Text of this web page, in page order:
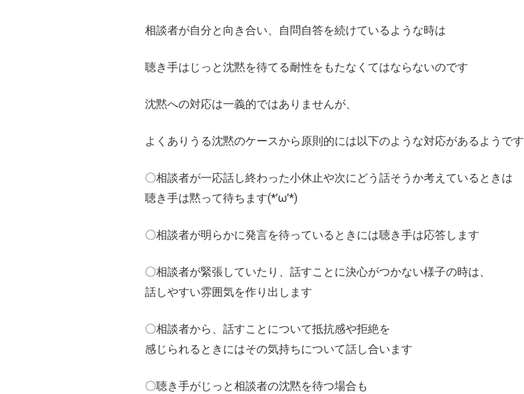
相談者が自分と向き合い、自問自答を続けているような時は
聴き手はじっと沈黙を待てる耐性をもたなくてはならないのです
沈黙への対応は一義的ではありませんが、
よくありうる沈黙のケースから原則的には以下のような対応があるようです
〇相談者が一応話し終わった小休止や次にどう話そうか考えているときは
聴き手は黙って待ちます(*’ω’*)
〇相談者が明らかに発言を待っているときには聴き手は応答します
〇相談者が緊張していたり、話すことに決心がつかない様子の時は、
話しやすい雰囲気を作り出します
〇相談者から、話すことについて抵抗感や拒絶を
感じられるときにはその気持ちについて話し合います
〇聴き手がじっと相談者の沈黙を待つ場合も